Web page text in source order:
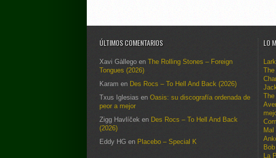
ÚLTIMOS COMENTARIOS
Xavi Gàllego en The Rolling Stones – Foreign
Tongues (2026)
Karam en Des Rocs – To Hell And Back (2026)
Txus Iglesias en Oasis: su discografía ordenada de
peor a mejor
Zigg Havlíček en Des Rocs – To Hell And Back
(2026)
Eddy HG en Placebo – Special K
LO
The
Mal
La